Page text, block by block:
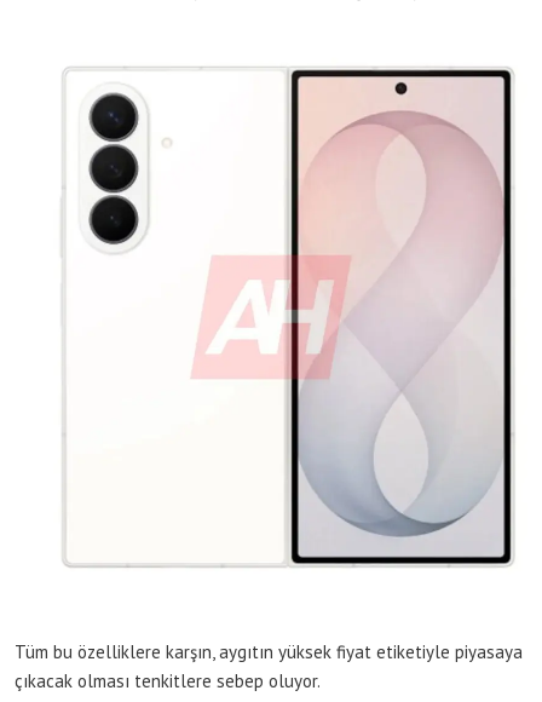
Tüm bu özelliklere karşın, aygıtın yüksek fiyat etiketiyle piyasaya
çıkacak olması tenkitlere sebep oluyor.